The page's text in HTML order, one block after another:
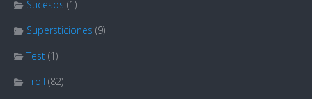
Sucesos (1)
Supersticiones (9)
Test (1)
Troll (82)